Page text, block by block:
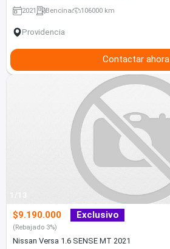
2021 Bencina 106000 km
Providencia
Contactar ahora
1/13
$9.190.000 Exclusivo
(Rebajado 3%)
Nissan Versa 1.6 SENSE MT 2021